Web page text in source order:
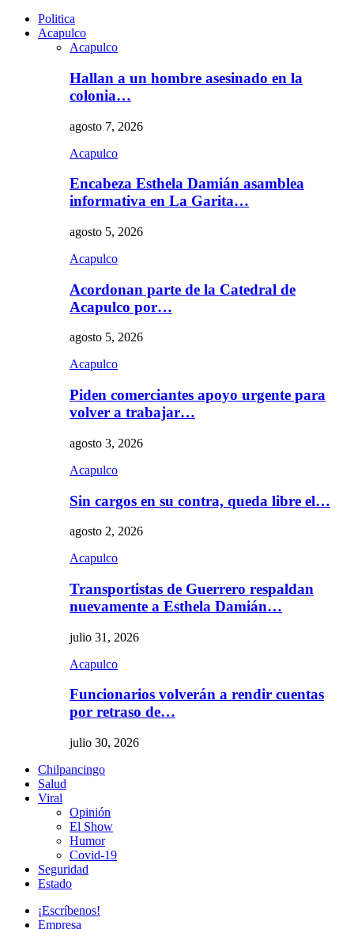
Politica
Acapulco
Acapulco
Hallan a un hombre asesinado en la
colonia…
agosto 7, 2026
Acapulco
Encabeza Esthela Damián asamblea
informativa en La Garita…
agosto 5, 2026
Acapulco
Acordonan parte de la Catedral de
Acapulco por…
agosto 5, 2026
Acapulco
Piden comerciantes apoyo urgente para
volver a trabajar…
agosto 3, 2026
Acapulco
Sin cargos en su contra, queda libre el…
agosto 2, 2026
Acapulco
Transportistas de Guerrero respaldan
nuevamente a Esthela Damián…
julio 31, 2026
Acapulco
Funcionarios volverán a rendir cuentas
por retraso de…
julio 30, 2026
Chilpancingo
Salud
Viral
Opinión
El Show
Humor
Covid-19
Seguridad
Estado
¡Escríbenos!
Empresa